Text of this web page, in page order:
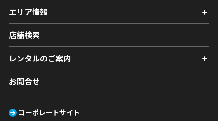
エリア情報
店舗検索
レンタルのご案内
お問合せ
コーポレートサイト